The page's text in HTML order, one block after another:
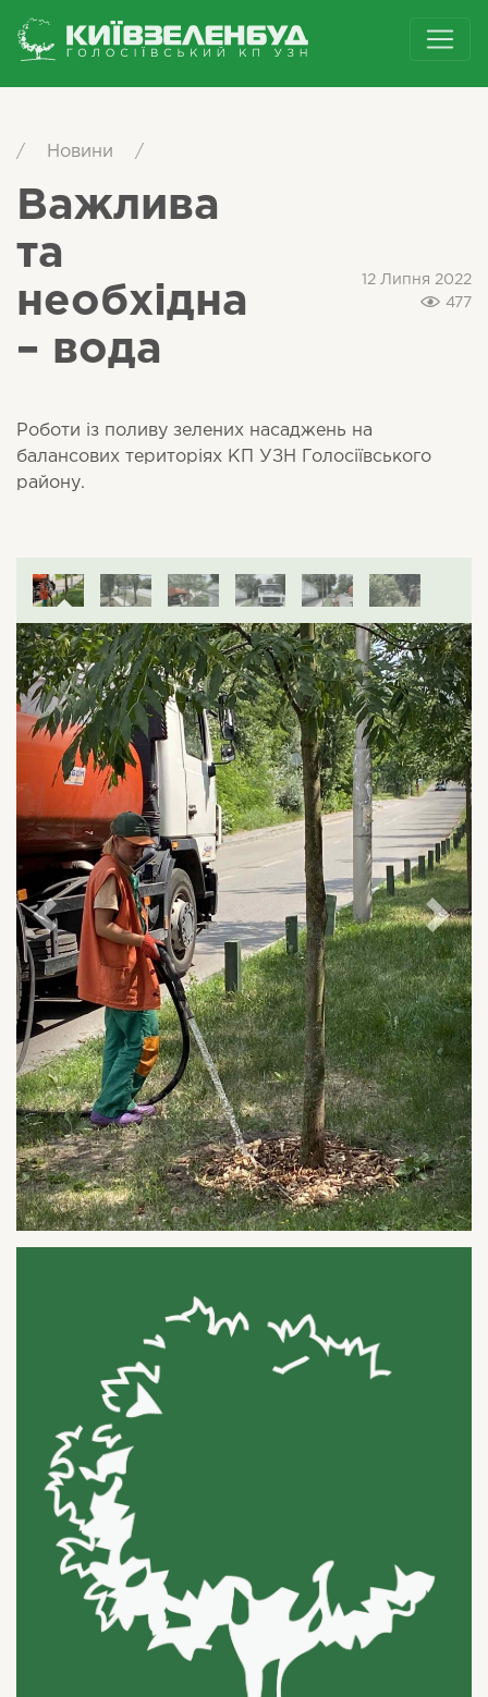
/ Новини /
Важлива
та
необхідна
– вода
12 Липня 2022
477
Роботи із поливу зелених насаджень на
балансових територіях КП УЗН Голосіївського
району.